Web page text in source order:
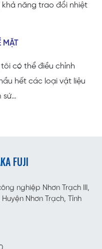
năng trao đổi nhiệt
MẶT
có thể điều chỉnh
hết các loại vật liệu
sứ…
FUJI
nghiệp Nhơn Trạch III,
Nhơn Trạch, Tỉnh